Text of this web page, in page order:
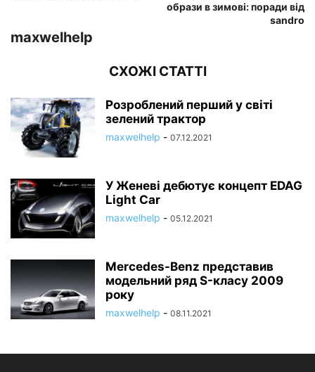
образи в зимові: поради від
sandro
maxwelhelp
СХОЖІ СТАТТІ
Розроблений перший у світі
зелений трактор
maxwelhelp - 07.12.2021
У Женеві дебютує концепт EDAG
Light Car
maxwelhelp - 05.12.2021
Mercedes-Benz представив
модельний ряд S-класу 2009
року
maxwelhelp - 08.11.2021